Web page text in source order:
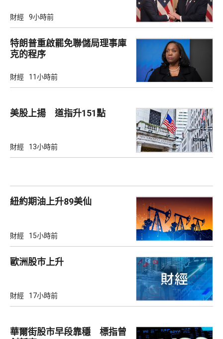
財經 9小時前
特朗普重啟罷免聯儲局理事庫
克的程序
財經 11小時前
美股上揚 道指升151點
財經 13小時前
紐約期油上升89美仙
財經 15小時前
歐洲股巿上升
財經 17小時前
華爾街股市早段靠穩 標指曾